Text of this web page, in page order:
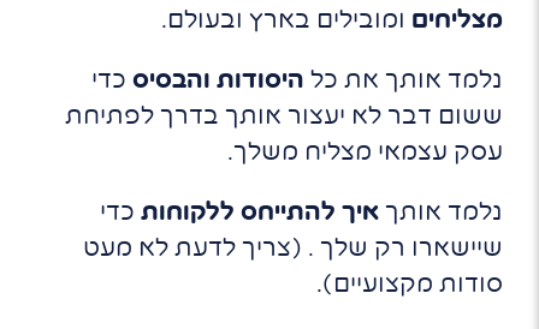
מצליחים ומובילים בארץ ובעולם.
נלמד אותך את כל היסודות והבסיס כדי
ששום דבר לא יעצור אותך בדרך לפתיחת
עסק עצמאי מצליח משלך.
נלמד אותך איך להתייחס ללקוחות כדי
שיישארו רק שלך . (צריך לדעת לא מעט
סודות מקצועיים).